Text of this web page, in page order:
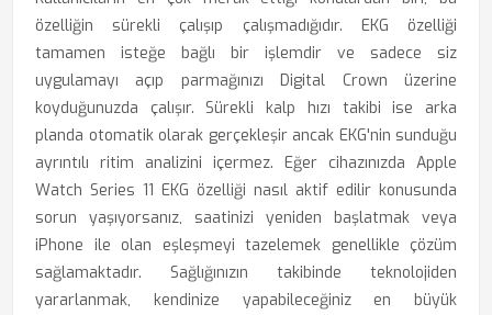
özelliğin sürekli çalışıp çalışmadığıdır. EKG özelliği
tamamen isteğe bağlı bir işlemdir ve sadece siz
uygulamayı açıp parmağınızı Digital Crown üzerine
koyduğunuzda çalışır. Sürekli kalp hızı takibi ise arka
planda otomatik olarak gerçekleşir ancak EKG'nin sunduğu
ayrıntılı ritim analizini içermez. Eğer cihazınızda Apple
Watch Series 11 EKG özelliği nasıl aktif edilir konusunda
sorun yaşıyorsanız, saatinizi yeniden başlatmak veya
iPhone ile olan eşleşmeyi tazelemek genellikle çözüm
sağlamaktadır. Sağlığınızın takibinde teknolojiden
yararlanmak, kendinize yapabileceğiniz en büyük